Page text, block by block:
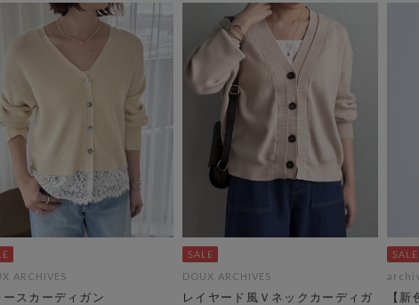
ARCHIVES
ースカーディガン
DOUX ARCHIVES
レイヤード風Ｖネックカーディガ
【